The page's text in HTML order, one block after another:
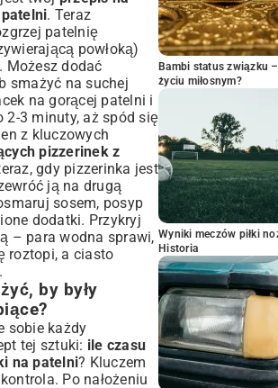
. Teraz
patelnię
powłoką)
Możesz dodać
smażyć na suchej
na gorącej patelni i
2-3 minuty, aż spód się
z kluczowych
pizzerinek z
gdy pizzerinka jest
ją na drugą
sosem, posyp
dodatki. Przykryj
– para wodna sprawi,
roztopi, a ciasto
by były
sobie każdy
tej sztuki: ile czasu
na patelni? Kluczem
Po nałożeniu
Bambi status związku
życiu miłosnym?
Wyniki meczów piłki
Historia